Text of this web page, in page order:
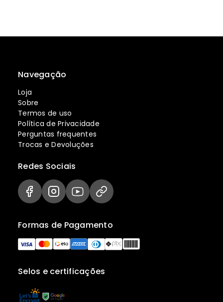
Navegação
Loja
Sobre
Termos de uso
Política de Privacidade
Perguntas frequentes
Trocas e Devoluções
Selos e certificações
Formas de Pagamento
Redes Sociais